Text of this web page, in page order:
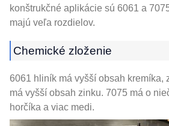
konštrukčné aplikácie sú 6061 a
majú veľa rozdielov.
Chemické zloženie
6061 hliník má vyšší obsah kremíka,
má vyšší obsah zinku. 7075 má o
horčíka a viac medi.